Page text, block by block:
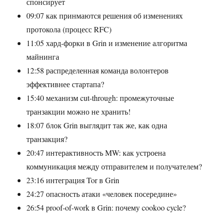
09:07 как принмаются решения об изменениях
протокола (процесс RFC)
11:05 хард-форки в Grin и изменение алгоритма
майнинга
12:58 распределенная команда волонтеров
эффективнее стартапа?
15:40 механизм cut-through: промежуточные
транзакции можно не хранить!
18:07 блок Grin выглядит так же, как одна
транзакция?
20:47 интерактивность MW: как устроена
коммуникация между отправителем и получателем?
23:16 интеграция Tor в Grin
24:27 опасность атаки «человек посередине»
26:54 proof-of-work в Grin: почему cookoo cycle?